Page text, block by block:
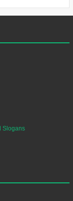
Slogans